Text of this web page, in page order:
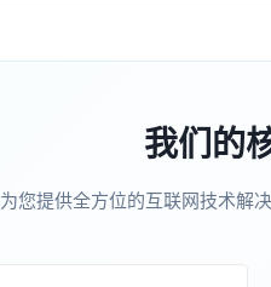
我们的
为您提供全方位的互联网技术解